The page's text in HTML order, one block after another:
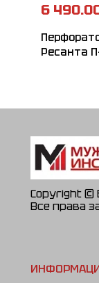
6
Ресанта
Copyright ©
Все права